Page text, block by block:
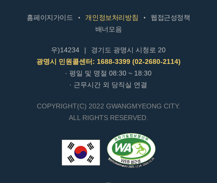
홈페이지가이드 개인정보처리방침
웹접근성정책
배너모음
우)14234 |
경기도 광명시 시청로 20
광명시 민원콜센터: 1688-3399 (02-2680-2114)
· 평일 및 명절 08:30 ~ 18:30
· 근무시간 외 당직실 연결
COPYRIGHT(C) 2022 GWANGMYEONG CITY.
ALL RIGHTS RESERVED.